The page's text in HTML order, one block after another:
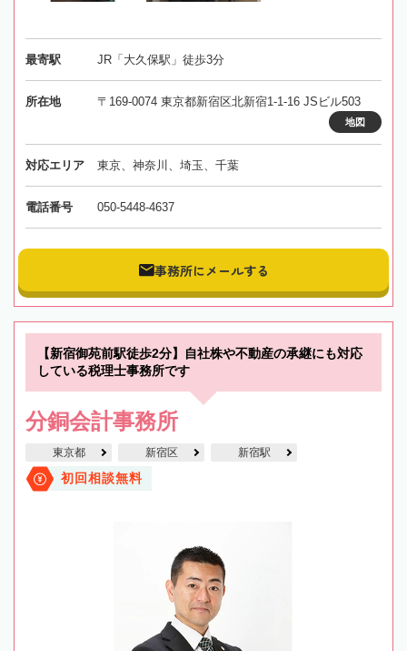
最寄駅 JR「大久保駅」徒歩3分
所在地 〒169-0074 東京都新宿区北新宿1-1-16 JSビル503
地図
対応エリア 東京、神奈川、埼玉、千葉
電話番号 050-5448-4637
事務所にメールする
【新宿御苑前駅徒歩2分】自社株や不動産の承継にも対応
している税理士事務所です
分銅会計事務所
東京都 新宿区 新宿駅
初回相談無料